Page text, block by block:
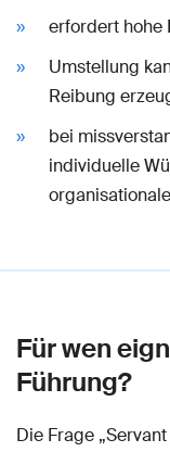
erfordert hohe
Umstellung
Reibung
bei
individuelle
Für wen
Führung?
Die Frage